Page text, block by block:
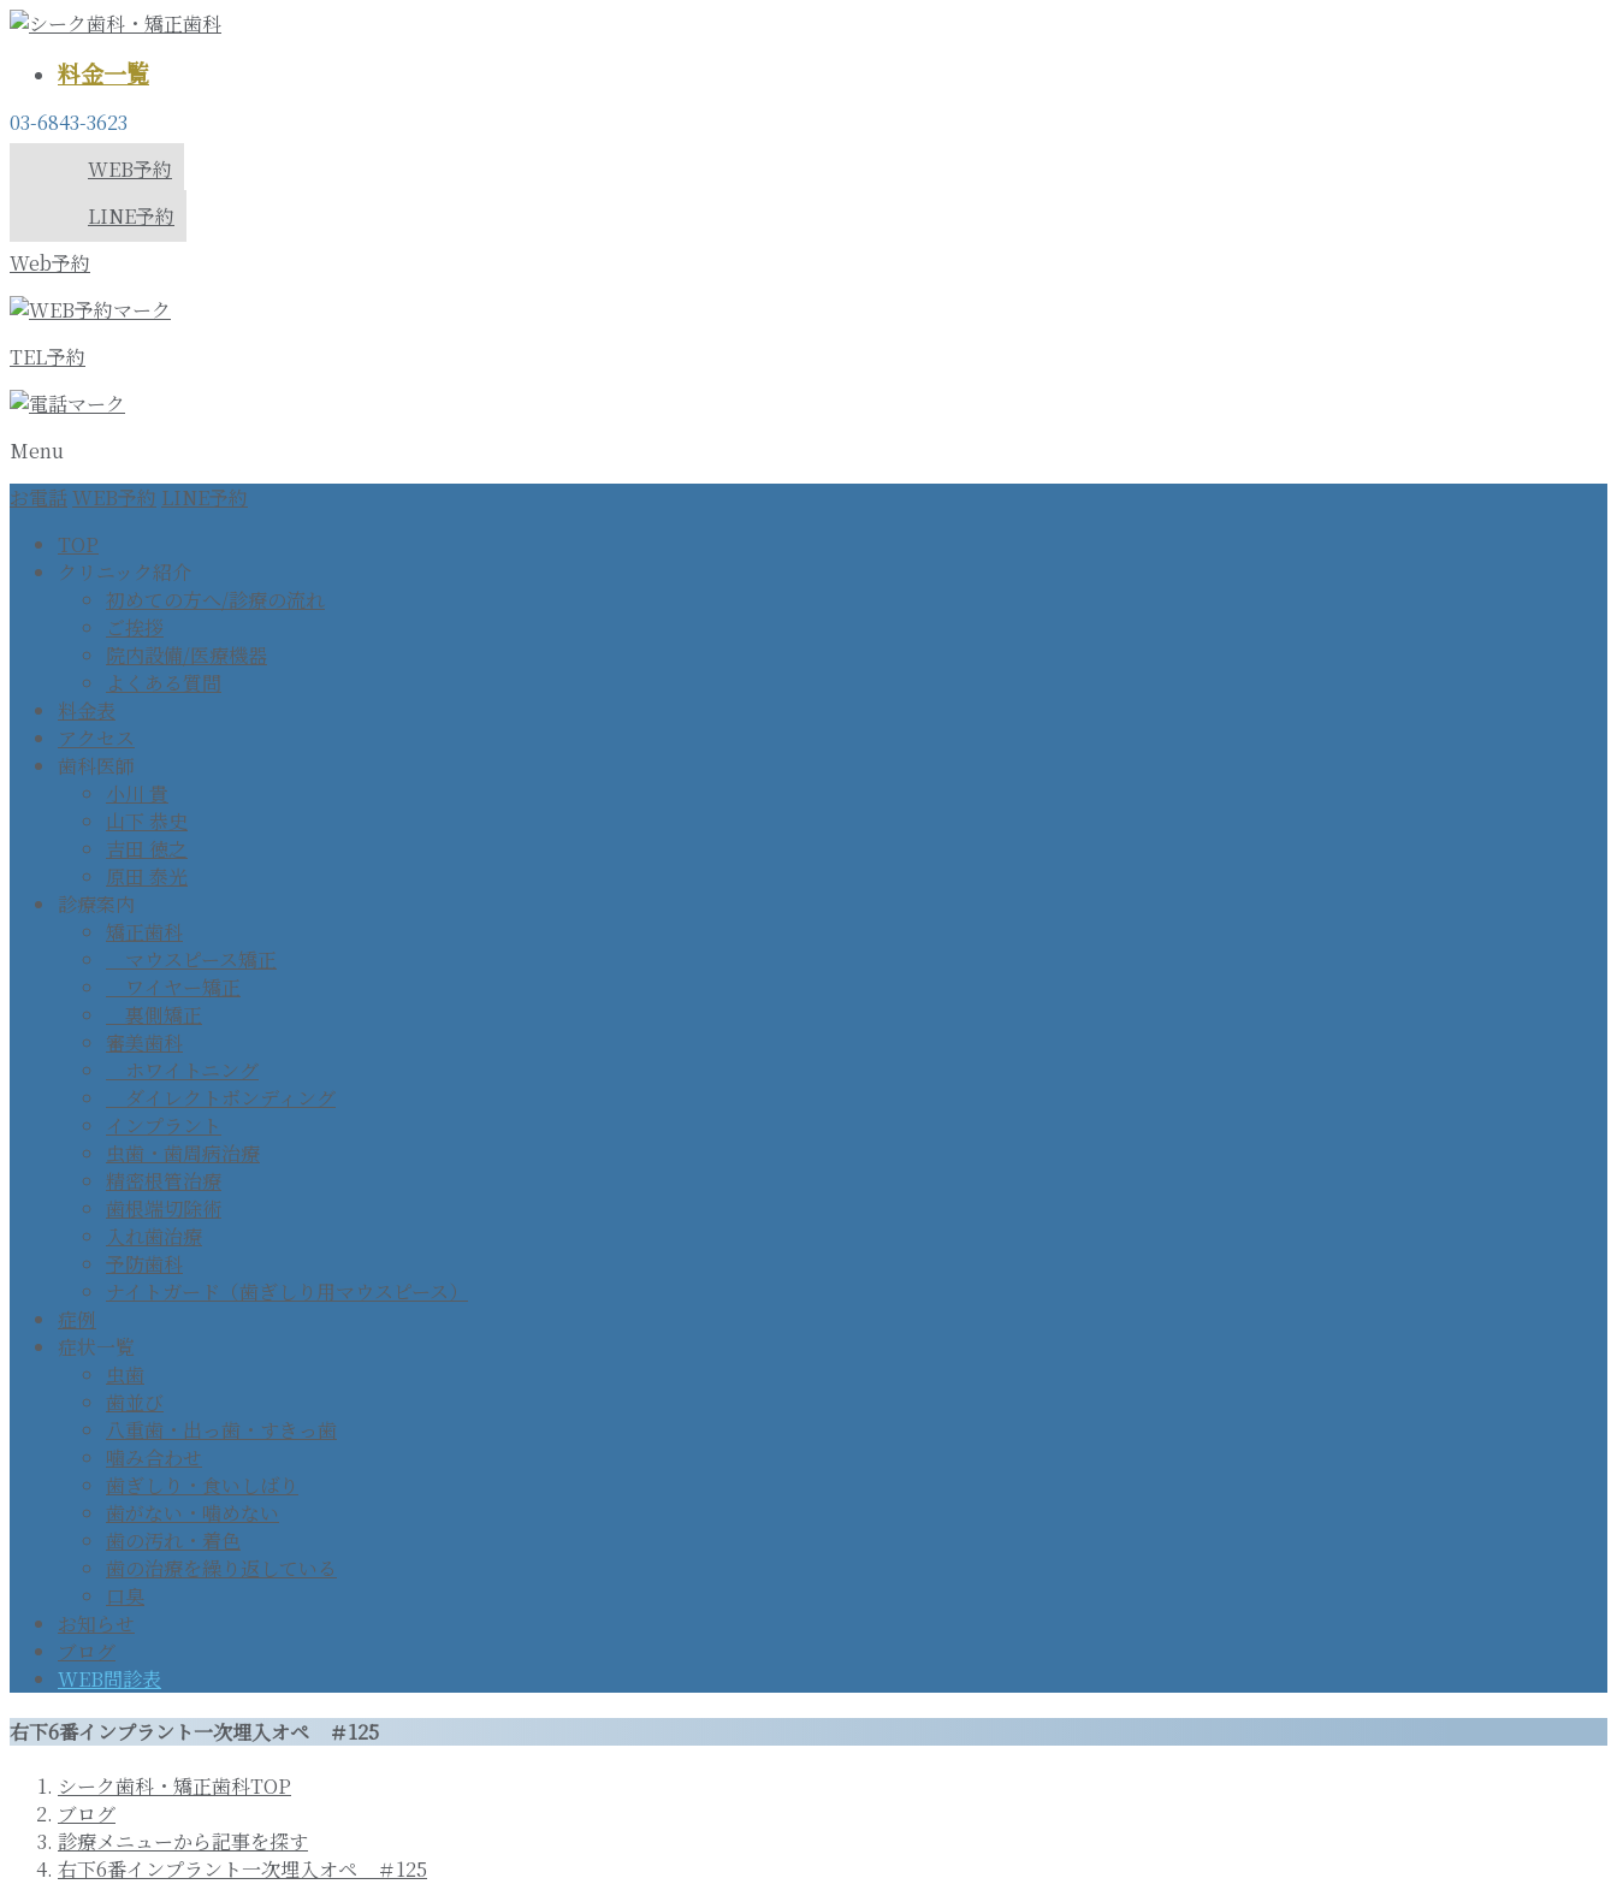
料金一覧
03-6843-3623
WEB予約
LINE予約
Web予約
TEL予約
Menu
お電話WEB予約 LINE予約
TOP
クリニック紹介
初めての方へ/診療の流れ
ご挨拶
院内設備/医療機器
よくある質問
料金表
アクセス
歯科医師
小川 貴
山下 恭史
吉田 徳之
原田 泰光
診療案内
矯正歯科
マウスピース矯正
ワイヤー矯正
裏側矯正
審美歯科
ホワイトニング
ダイレクトボンディング
インプラント
虫歯・歯周病治療
精密根管治療
歯根端切除術
入れ歯治療
予防歯科
ナイトガード（歯ぎしり用マウスピース）
症例
症状一覧
虫歯
歯並び
八重歯・出っ歯・すきっ歯
噛み合わせ
歯ぎしり・食いしばり
歯がない・噛めない
歯の汚れ・着色
歯の治療を繰り返している
口臭
お知らせ
ブログ
WEB問診表
右下6番インプラント一次埋入オペ ＃125
シーク歯科・矯正歯科TOP
ブログ
診療メニューから記事を探す
右下6番インプラント一次埋入オペ ＃125